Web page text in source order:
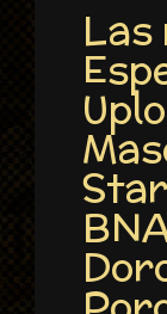
Las